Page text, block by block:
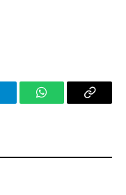
WhatsAppCopy